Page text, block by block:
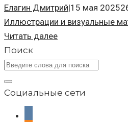
Елагин Дмитрий|15 мая 2025
Иллюстрации и визуальные
Читать далее
Поиск
Социальные сети